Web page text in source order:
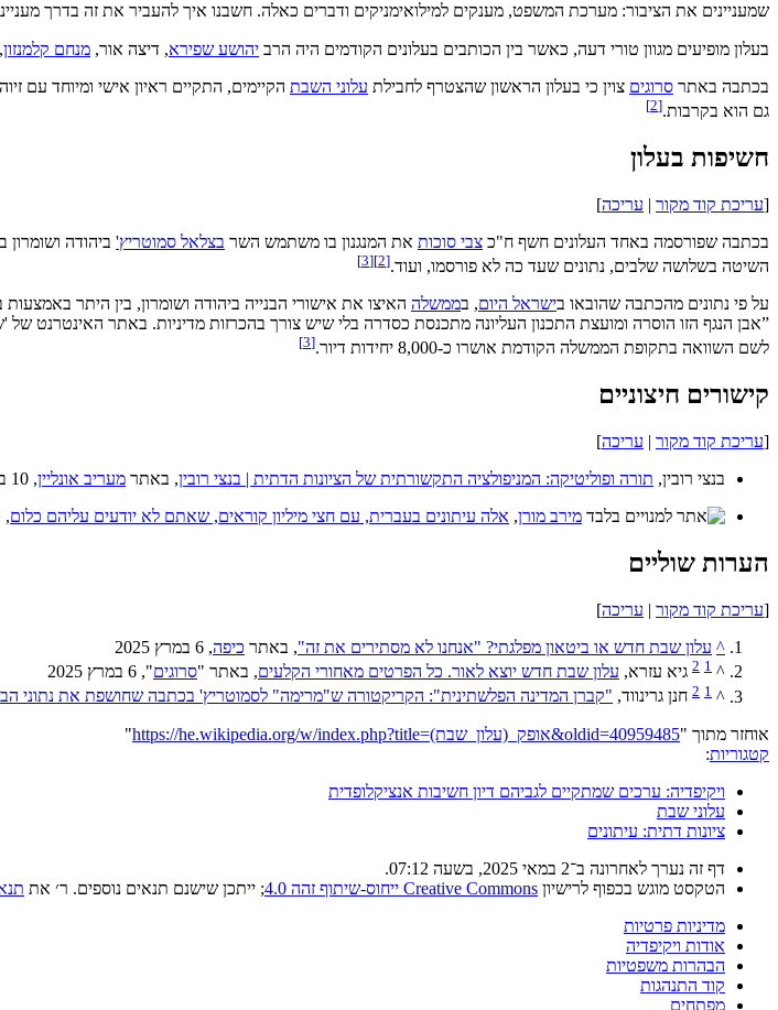
שמעניינים את הציבור: מערכת המשפט, מענקים למילואימניקים ודברים כאלה. חשבנו איך להעביר את זה בדרך
בעלון מופיעים מגוון טורי דעה, כאשר בין הכותבים בעלונים הקודמים היה הרב יהושע שפירא, דיצה אור, מנחם קלמנזון
בכתבה באתר סרוגים צוין כי בעלון הראשון שהצטרף לחבילת עלוני השבת הקיימים, התקיים ראיון אישי ומיוחד עם
גם הוא בקרבות.[
2
]
חשיפות בעלון
[עריכת קוד מקור | עריכה]
בכתבה שפורסמה באחד העלונים חשף ח"כ צבי סוכות את המנגנון בו משתמש השר בצלאל סמוטריץ' ביהודה
השיטה בשלושה שלבים, נתונים שעד כה לא פורסמו, ועוד.[
2
]
[
3
]
על פי נתונים מהכתבה שהובאו בישראל היום, בממשלה האיצו את אישורי הבנייה ביהודה ושומרון, בין היתר
”אבן הנגף הזו הוסרה ומועצת התכנון העליונה מתכנסת כסדרה בלי שיש צורך בהכרזות מדיניות. באתר האינטרנט
לשם השוואה בתקופת הממשלה הקודמת אושרו כ-8,000 יחידות דיור.
[
3
]
קישורים חיצוניים
[עריכת קוד מקור | עריכה]
בנצי רובין, ‏ תורה ופוליטיקה: המניפולציה התקשורתית של הציונות הדתית | בנצי רובין, באתר מעריב אונליין, 10 במרץ 2025
מירב מורן, אלה עיתונים בעברית, עם חצי מיליון קוראים, שאתם לא יודעים עליהם כלום,
הערות שוליים
[עריכת קוד מקור | עריכה]
^ עלון שבת חדש או ביטאון מפלגתי? "אנחנו לא מסתירים את זה", באתר כיפה, 6 במרץ 2025
^
1
2 גיא עזרא, ‏ עלון שבת חדש יוצא לאור. כל הפרטים מאחורי הקלעים, באתר "סרוגים", 6 במרץ 2025
^
1
2 חנן גרינווד, "קברן המדינה הפלשתינית": הקריקטורה ש"מרימה" לסמוטריץ' בכתבה שחושפת את נתוני
אוחזר מתוך "https://he.wikipedia.org/w/index.php?title=אופק_(עלון_שבת)&oldid=40959485
"
קטגוריות:
ויקיפדיה: ערכים שמתקיים לגביהם דיון חשיבות אנציקלופדית
עלוני שבת
ציונות דתית: עיתונים
דף זה נערך לאחרונה ב־2 במאי 2025, בשעה 07:12.
הטקסט מוגש בכפוף לרישיון Creative Commons ייחוס-שיתוף זהה 4.0 ; ייתכן שישנם תנאים נוספים. ר׳ את
מדיניות פרטיות
אודות ויקיפדיה
הבהרות משפטיות
קוד התנהגות
מפתחים